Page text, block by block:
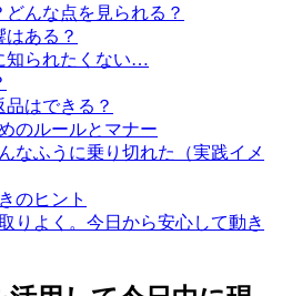
んな点を見られる？
ある？
知られたくない…
はできる？
のルールとマナー
なふうに乗り切れた（実践イメ
のヒント
りよく。今日から安心して動き